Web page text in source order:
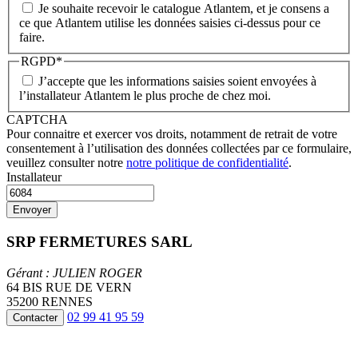
Je souhaite recevoir le catalogue Atlantem, et je consens a
ce que Atlantem utilise les données saisies ci-dessus pour ce
faire.
RGPD*
J’accepte que les informations saisies soient envoyées à
l’installateur Atlantem le plus proche de chez moi.
CAPTCHA
Pour connaitre et exercer vos droits, notamment de retrait de votre
consentement à l’utilisation des données collectées par ce formulaire,
veuillez consulter notre notre politique de confidentialité.
Installateur
SRP FERMETURES SARL
Gérant : JULIEN ROGER
64 BIS RUE DE VERN
35200 RENNES
Contacter 02 99 41 95 59